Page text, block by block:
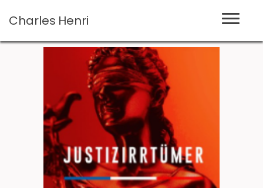
Charles Henri